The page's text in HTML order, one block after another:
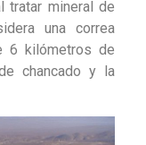
tratar mineral de
una correa
6 kilómetros de
chancado y la